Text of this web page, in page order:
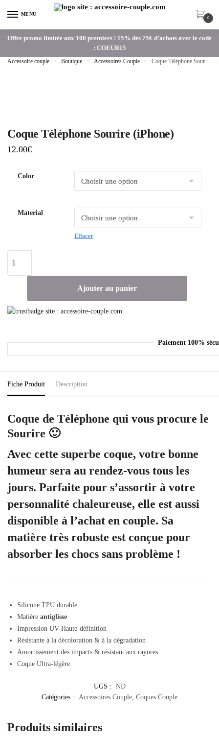
MENU
0
Offre promo limitée aux 100 premiers ! 15% dès 75€ d’achats avec le code
: COEUR15
Accessoire couple » Boutique » Accessoires Couple » Coque Téléphone Sourire (iPhone)
Coque Téléphone Sourire (iPhone)
12.00€
Color
Material
Effacer
Ajouter au panier
Paiement 100%
Fiche Produit Description
Coque de Téléphone qui vous procure le
Sourire 🙂
Avec cette superbe coque, votre bonne
humeur sera au rendez-vous tous les
jours. Parfaite pour s’assortir à votre
personnalité chaleureuse, elle est aussi
disponible à l’achat en couple. Sa
matière très robuste est conçue pour
absorber les chocs sans problème !
Silicone TPU durable
Matière antiglisse
Impression UV Haute-définition
Résistante à la décoloration & à la dégradation
Amortissement des impacts & résistant aux rayures
Coque Ultra-légère
UGS :
ND
Catégories :
Accessoires Couple, Coques Couple
Produits similaires